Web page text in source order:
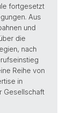
fortgesetzt
Aus
und
die
nach
Reihe von
in
Gesellschaft